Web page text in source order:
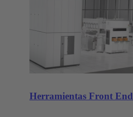
Herramientas Front End